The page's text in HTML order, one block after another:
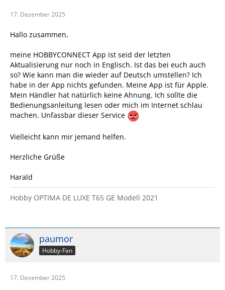
17. Dezember 2025
Hallo zusammen,
meine HOBBYCONNECT App ist seid der letzten
Aktualisierung nur noch in Englisch. Ist das bei euch auch
so? Wie kann man die wieder auf Deutsch umstellen? Ich
habe in der App nichts gefunden. Meine App ist für Apple.
Mein Händler hat natürlich keine Ahnung. Ich sollte die
Bedienungsanleitung lesen oder mich im Internet schlau
machen. Unfassbar dieser Service
Vielleicht kann mir jemand helfen.
Herzliche Grüße
Harald
Hobby OPTIMA DE LUXE T65 GE Modell 2021
paumor
Hobby-Fan
17. Dezember 2025